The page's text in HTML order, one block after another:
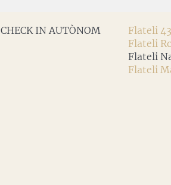
CHECK IN AUTÒNOM
Flateli
Flateli
Flateli
Flateli